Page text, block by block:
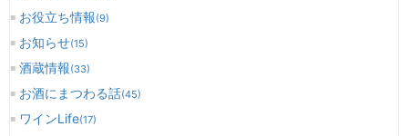
お役立ち情報(9)
お知らせ(15)
酒蔵情報(33)
お酒にまつわる話(45)
ワインLife(17)